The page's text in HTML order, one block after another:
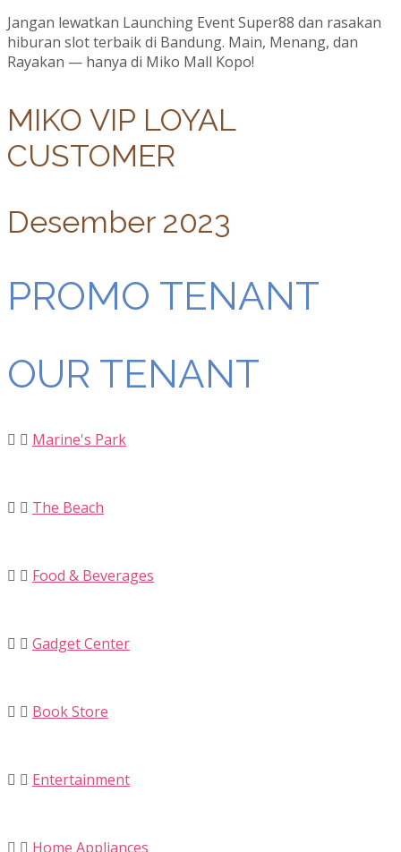
Jangan lewatkan Launching Event Super88 dan rasakan
hiburan slot terbaik di Bandung. Main, Menang, dan
Rayakan — hanya di Miko Mall Kopo!
MIKO VIP LOYAL
CUSTOMER
Desember 2023
PROMO TENANT
OUR TENANT
Marine's Park
The Beach
Food & Beverages
Gadget Center
Book Store
Entertainment
Home Appliances